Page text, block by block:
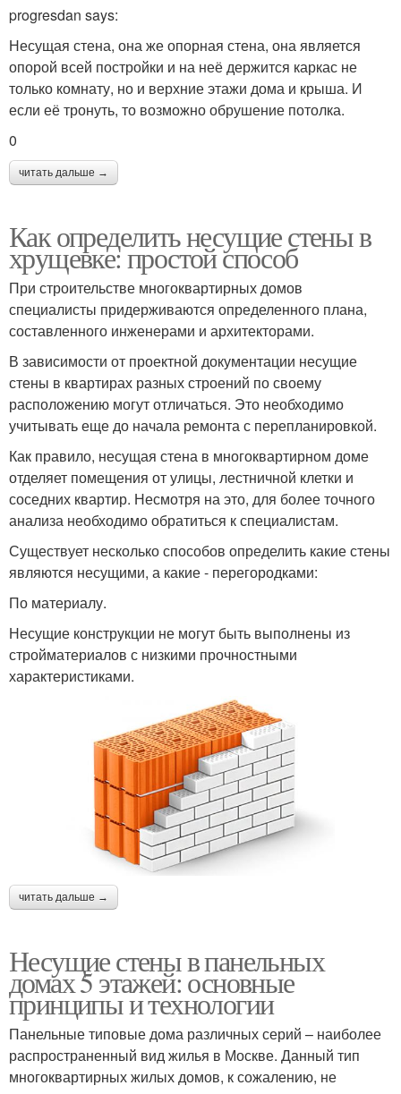
progresdan says:
Несущая стена, она же опорная стена, она является
опорой всей постройки и на неё держится каркас не
только комнату, но и верхние этажи дома и крыша. И
если её тронуть, то возможно обрушение потолка.
0
читать дальше →
Как определить несущие стены в
хрущевке: простой способ
При строительстве многоквартирных домов
специалисты придерживаются определенного плана,
составленного инженерами и архитекторами.
В зависимости от проектной документации несущие
стены в квартирах разных строений по своему
расположению могут отличаться. Это необходимо
учитывать еще до начала ремонта с перепланировкой.
Как правило, несущая стена в многоквартирном доме
отделяет помещения от улицы, лестничной клетки и
соседних квартир. Несмотря на это, для более точного
анализа необходимо обратиться к специалистам.
Существует несколько способов определить какие стены
являются несущими, а какие - перегородками:
По материалу.
Несущие конструкции не могут быть выполнены из
стройматериалов с низкими прочностными
характеристиками.
читать дальше →
Несущие стены в панельных
домах 5 этажей: основные
принципы и технологии
Панельные типовые дома различных серий – наиболее
распространенный вид жилья в Москве. Данный тип
многоквартирных жилых домов, к сожалению, не